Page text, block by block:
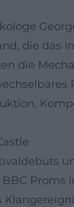
die das
die
Proms